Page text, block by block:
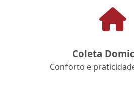
Coleta
Conforto e